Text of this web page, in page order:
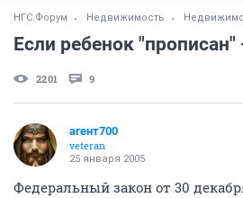
НГС.Форум Недвижимость
2201 9
агент700
veteran
25 января 2005
Федеральный закон от 30